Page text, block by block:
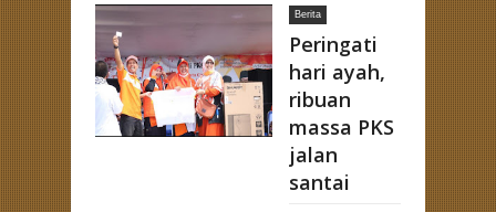
Strategi Pemenangan Pemilu dengan Kehadiran Bang Hans
Berita
Peringati
hari ayah,
ribuan
massa PKS
jalan
santai